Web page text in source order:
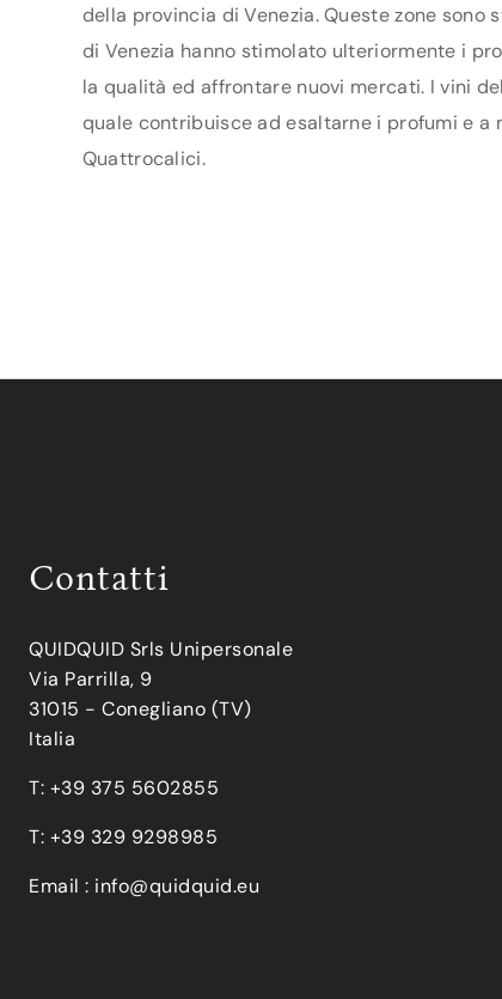
della provincia di Venezia. Queste zone
di Venezia hanno stimolato ulteriormente i
la qualità ed affrontare nuovi mercati. I vini
quale contribuisce ad esaltarne i profumi e a
Quattrocalici.
Contatti
QUIDQUID Srls Unipersonale
Via Parrilla, 9
31015 - Conegliano (TV)
Italia
T: +39 375 5602855
T: +39 329 9298985
Email : info@quidquid.eu